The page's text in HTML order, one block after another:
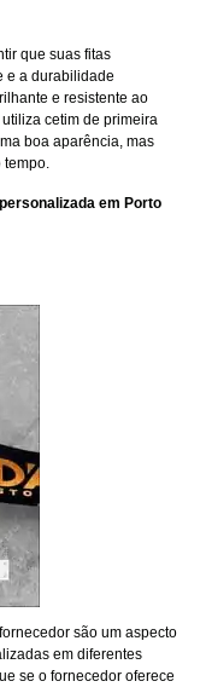
que suas fitas
e a durabilidade
e resistente ao
cetim de primeira
boa aparência, mas
tempo.
em Porto
são um aspecto
em diferentes
se o fornecedor oferece